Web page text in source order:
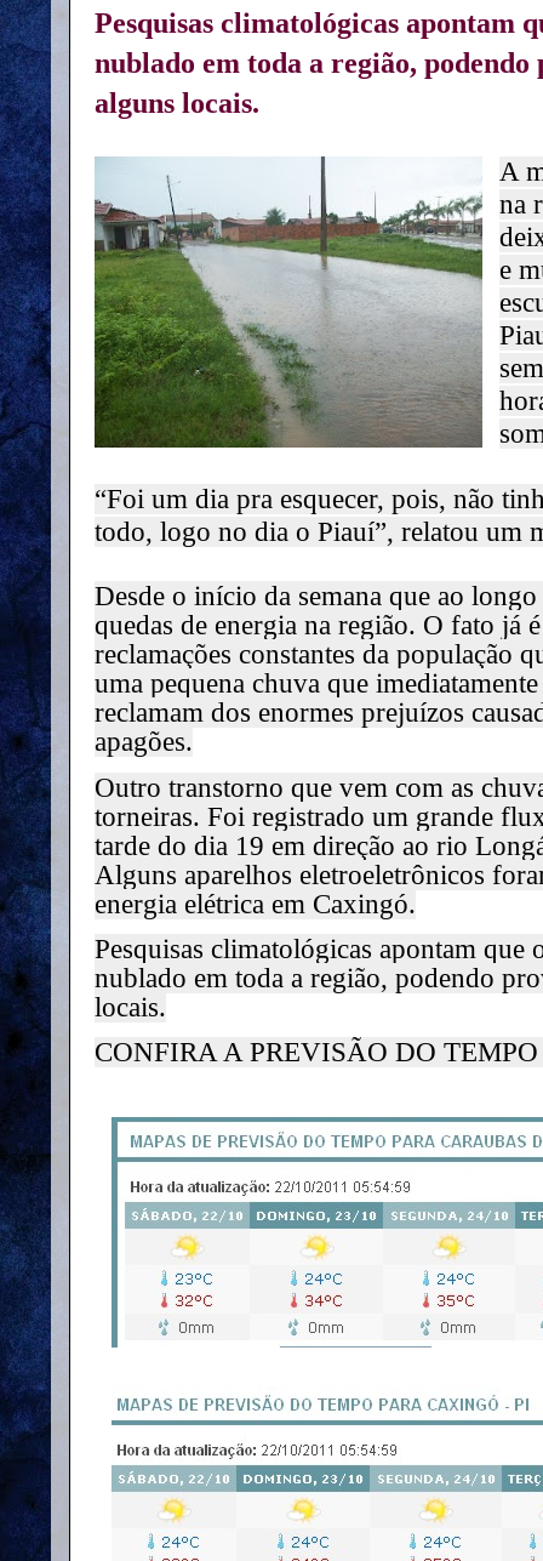
Pesquisas climatológicas apontam
nublado em toda a região, podendo
alguns locais.
A
na
e
“Foi um dia pra esquecer, pois, não
todo, logo no dia o Piauí”, relatou um
Desde o início da semana que ao
quedas de energia na região. O fato já
reclamações constantes da população
uma pequena chuva que
reclamam dos enormes prejuízos
apagões.
Outro transtorno que vem com as
torneiras. Foi registrado um grande
tarde do dia 19 em direção ao rio
Alguns aparelhos eletroeletrônicos
energia elétrica em Caxingó.
Pesquisas climatológicas apontam que
nublado em toda a região, podendo
locais.
CONFIRA A PREVISÃO DO